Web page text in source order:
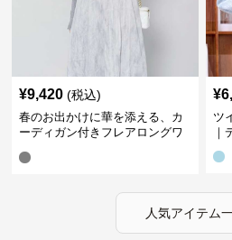
¥9,420 (税込)
春のお出かけに華を添える、カ
ーディガン付きフレアロングワ
¥
ツ
｜
人気アイテム